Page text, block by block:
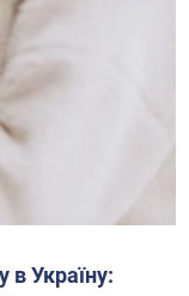
в Україну: